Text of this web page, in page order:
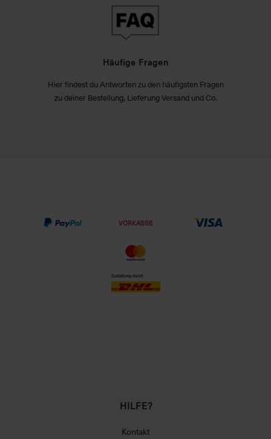
Häufige Fragen
Hier findest du Antworten zu den häufigsten Fragen
zu deiner Bestellung, Lieferung Versand und Co.
VORKASSE
HILFE?
Kontakt